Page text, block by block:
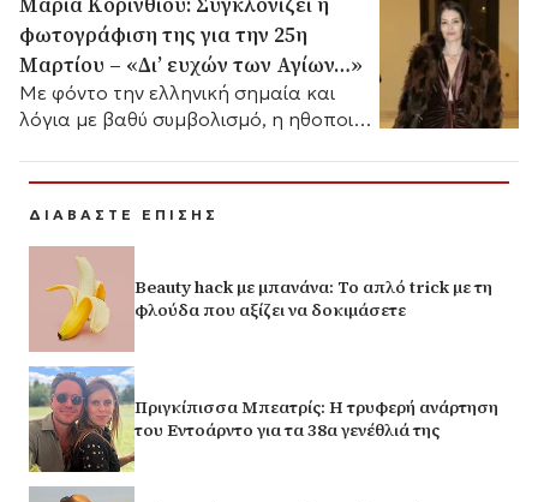
φωτογράφιση της για την 25η
Μαρτίου – «Δι’ ευχών των Αγίων…»
Με φόντο την ελληνική σημαία και
λόγια με βαθύ συμβολισμό, η ηθοποιός
ΔΙΑΒΑΣΤΕ ΕΠΙΣΗΣ
Beauty hack με μπανάνα: Το απλό trick με τη
φλούδα που αξίζει να δοκιμάσετε
Πριγκίπισσα Μπεατρίς: Η τρυφερή ανάρτηση
του Εντοάρντο για τα 38α γενέθλιά της